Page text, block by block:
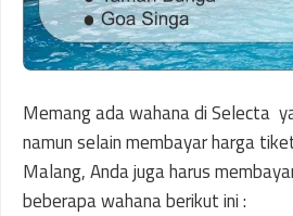
Memang ada wahana di Selecta
namun selain membayar harga
Malang, Anda juga harus
beberapa wahana berikut ini :